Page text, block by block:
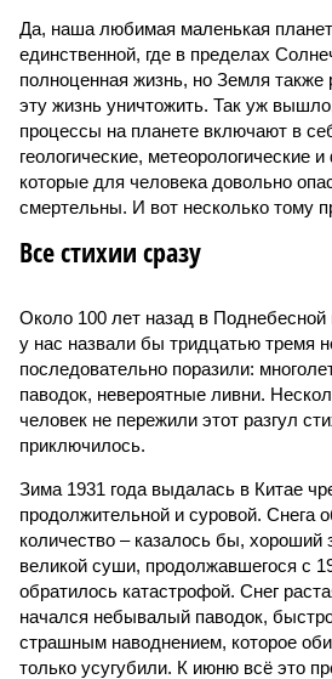
Да, наша любимая маленькая
единственной, где в пределах
полноценная жизнь, но Земля также
эту жизнь уничтожить. Так уж
процессы на планете включают в
геологические, метеорологические
которые для человека довольно
смертельны. И вот несколько тому
Все стихии сразу
Около 100 лет назад в Поднебесной
у нас назвали бы тридцатью тремя
последовательно поразили:
паводок, невероятные ливни.
человек не пережили этот разгул
приключилось.
Зима 1931 года выдалась в Китае
продолжительной и суровой. Снега
количество – казалось бы, хороший
великой суши, продолжавшегося с
обратилось катастрофой. Снег
начался небывалый паводок,
страшным наводнением, которое
только усугубили. К июню всё это